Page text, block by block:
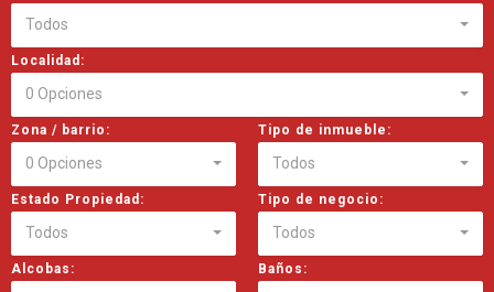
Todos
Localidad:
0 Opciones
Zona / barrio:
0 Opciones
Tipo de inmueble:
Todos
Estado Propiedad:
Todos
Tipo de negocio:
Todos
Alcobas: Baños: